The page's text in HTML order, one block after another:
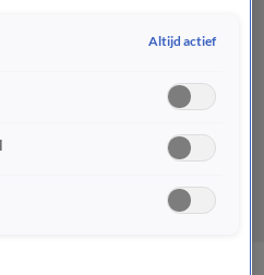
Altijd actief